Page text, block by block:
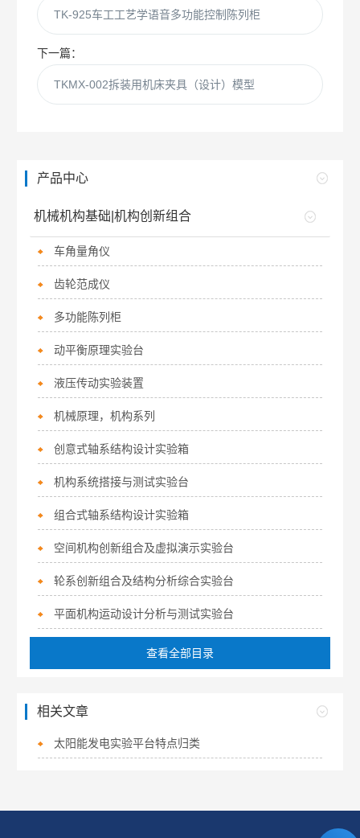
TK-925车工工艺学语音多功能控制陈列柜
下一篇：
TKMX-002拆装用机床夹具（设计）模型
产品中心
机械机构基础|机构创新组合
车角量角仪
齿轮范成仪
多功能陈列柜
动平衡原理实验台
液压传动实验装置
机械原理，机构系列
创意式轴系结构设计实验箱
机构系统搭接与测试实验台
组合式轴系结构设计实验箱
空间机构创新组合及虚拟演示实验台
轮系创新组合及结构分析综合实验台
平面机构运动设计分析与测试实验台
查看全部目录
相关文章
太阳能发电实验平台特点归类